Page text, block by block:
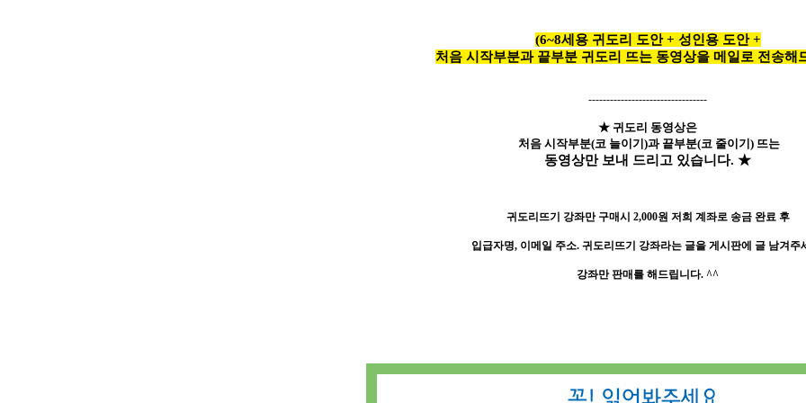
(6~8세용 귀도리 도안 + 성인용 도안 +
처음 시작부분과 끝부분 귀도리 뜨는 동영상을 메일로 전송해
---------------------------------
★ 귀도리 동영상은
처음 시작부분(코 늘이기)과 끝부분(코 줄이기) 뜨는
동영상만 보내 드리고 있습니다. ★
귀도리뜨기 강좌만 구매시 2,000원 저희 계좌로 송금 완료 후
입급자명, 이메일 주소. 귀도리뜨기 강좌라는 글을 게시판에 글 남겨주
강좌만 판매를 해드립니다. ^^